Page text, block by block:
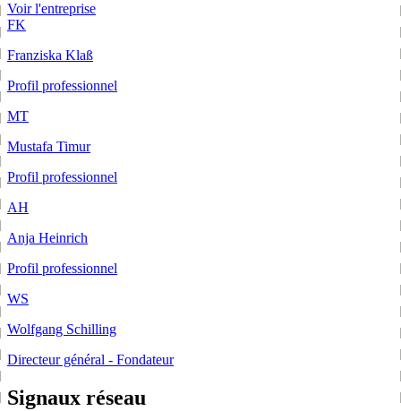
Voir l'entreprise
FK
Franziska Klaß
Profil professionnel
MT
Mustafa Timur
Profil professionnel
AH
Anja Heinrich
Profil professionnel
WS
Wolfgang Schilling
Directeur général - Fondateur
Signaux réseau